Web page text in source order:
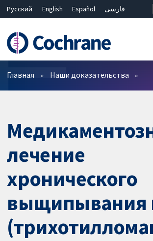
Русский English Español
فارسی
Bahasa Malaysia
ไทย
繁體中文
简体中文
Фильтры
Главная Наши доказательства
лечение
хронического
выщипывания